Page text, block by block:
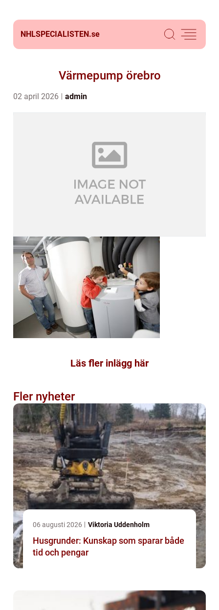
NHLSPECIALISTEN.se
Värmepump örebro
02 april 2026 admin
Läs fler inlägg här
Fler nyheter
06 augusti 2026 Viktoria Uddenholm
Husgrunder: Kunskap som sparar både
tid och pengar